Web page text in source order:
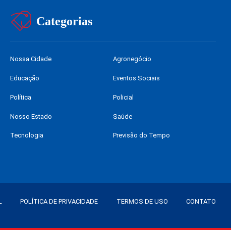
Categorias
Nossa Cidade Agronegócio
Educação Eventos Sociais
Política Policial
Nosso Estado Saúde
Tecnologia Previsão do Tempo
POLÍTICA DE PRIVACIDADE TERMOS DE USO CONTATO